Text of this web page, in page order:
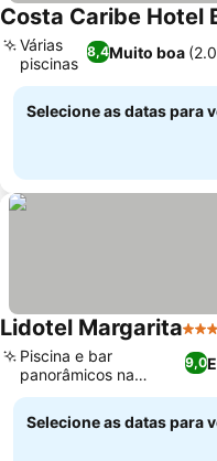
Costa Caribe Hotel
8,4Muito boa
Várias
piscinas
Selecione as datas para
Lidotel Margarita5
9,0
Piscina e bar
panorâmicos na
cobertura
Selecione as datas para